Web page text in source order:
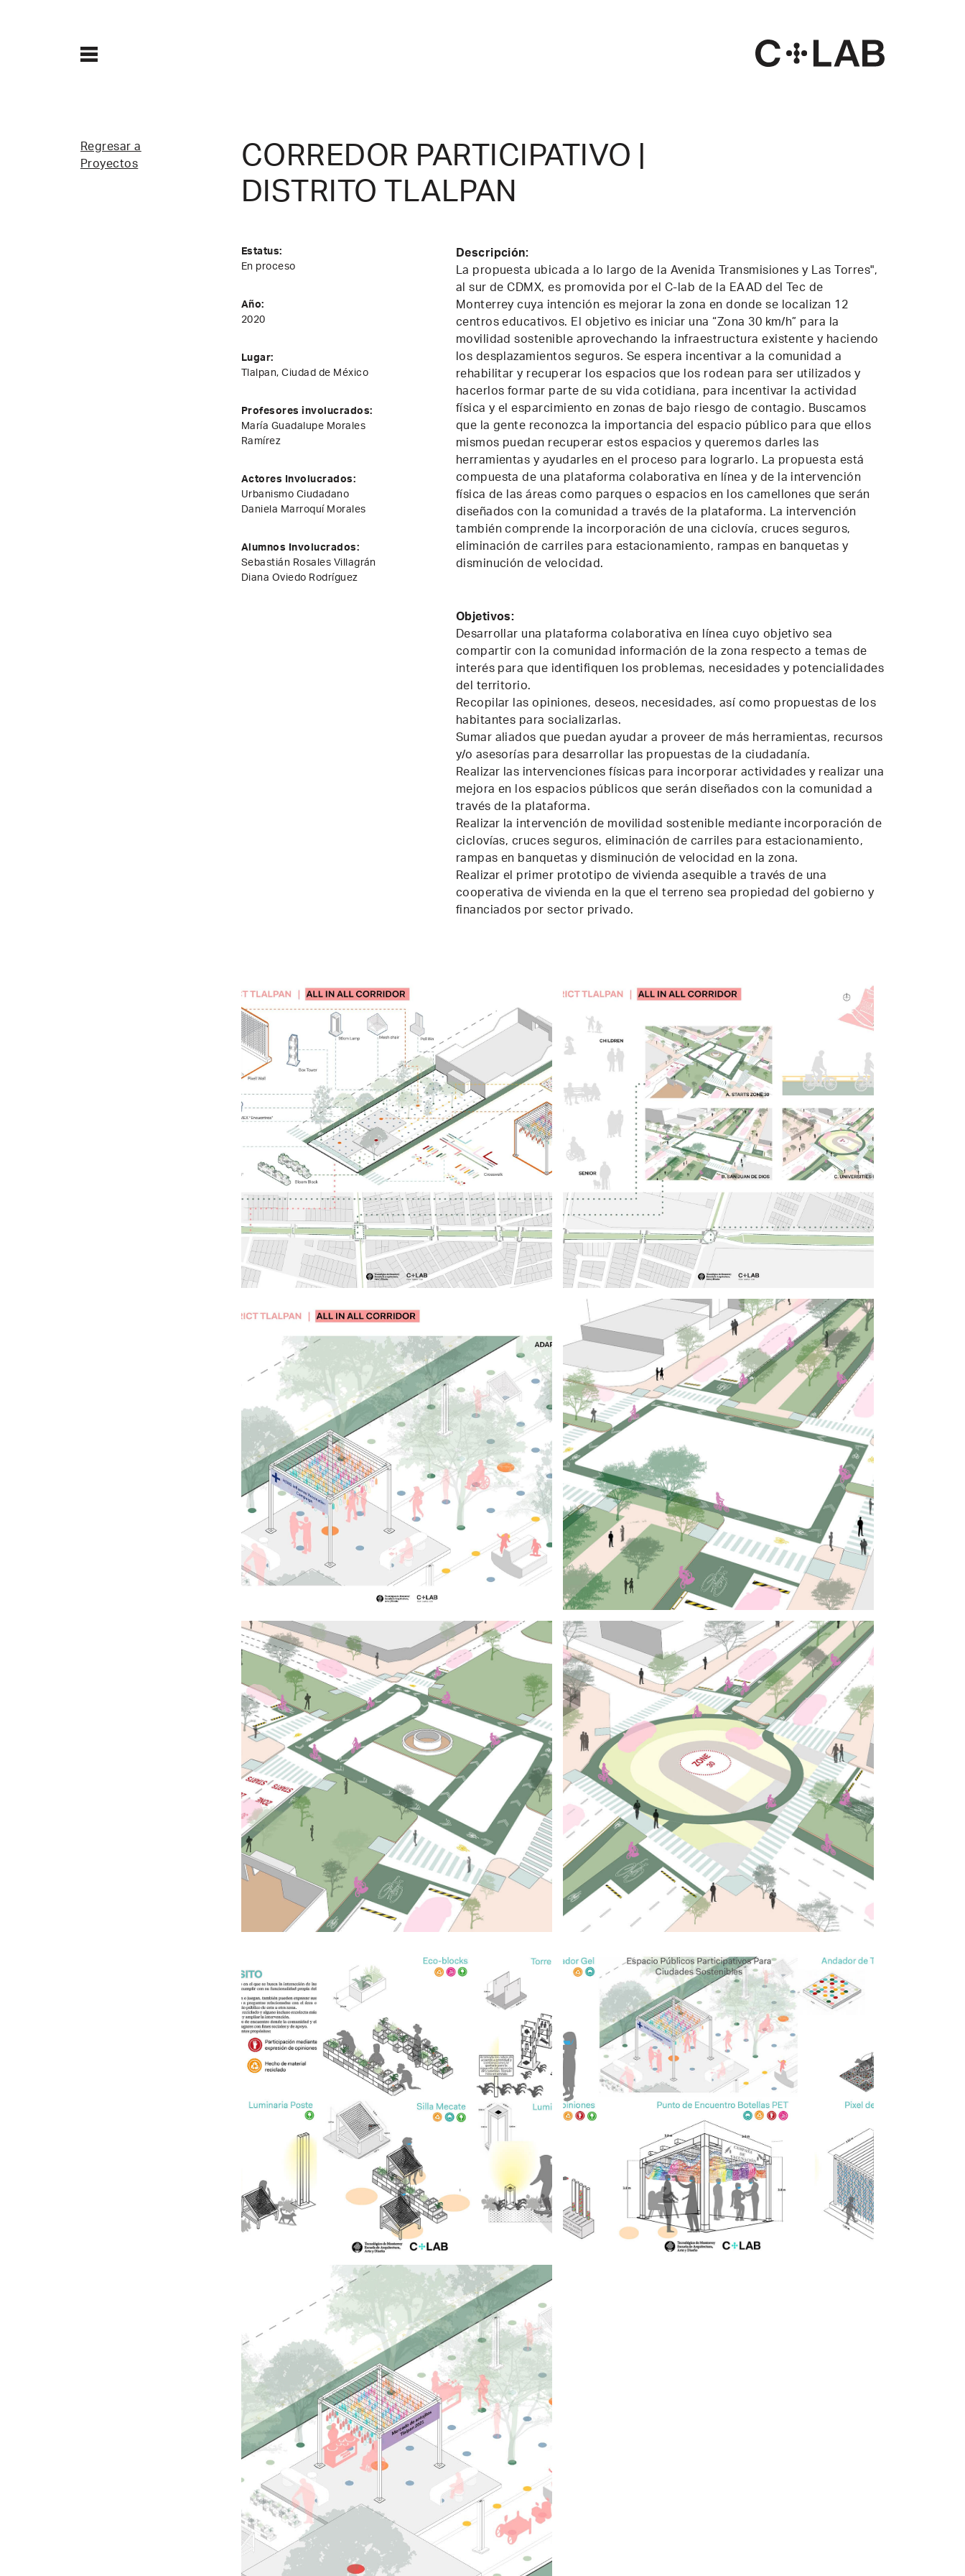
Regresar a
Proyectos
CORREDOR PARTICIPATIVO |
DISTRITO TLALPAN
Estatus:
En proceso
Año:
2020
Lugar:
Tlalpan, Ciudad de México
Profesores involucrados:
María Guadalupe Morales
Ramírez
Actores Involucrados:
Urbanismo Ciudadano
Daniela Marroquí Morales
Alumnos Involucrados:
Sebastián Rosales Villagrán
Diana Oviedo Rodríguez
Descripción:
La propuesta ubicada a lo largo de la Avenida Transmisiones y Las Torres",
al sur de CDMX, es promovida por el C-lab de la EAAD del Tec de
Monterrey cuya intención es mejorar la zona en donde se localizan 12
centros educativos. El objetivo es iniciar una “Zona 30 km/h” para la
movilidad sostenible aprovechando la infraestructura existente y haciendo
los desplazamientos seguros. Se espera incentivar a la comunidad a
rehabilitar y recuperar los espacios que los rodean para ser utilizados y
hacerlos formar parte de su vida cotidiana, para incentivar la actividad
física y el esparcimiento en zonas de bajo riesgo de contagio. Buscamos
que la gente reconozca la importancia del espacio público para que ellos
mismos puedan recuperar estos espacios y queremos darles las
herramientas y ayudarles en el proceso para lograrlo. La propuesta está
compuesta de una plataforma colaborativa en línea y de la intervención
física de las áreas como parques o espacios en los camellones que serán
diseñados con la comunidad a través de la plataforma. La intervención
también comprende la incorporación de una ciclovía, cruces seguros,
eliminación de carriles para estacionamiento, rampas en banquetas y
disminución de velocidad.
Objetivos:
Desarrollar una plataforma colaborativa en línea cuyo objetivo sea
compartir con la comunidad información de la zona respecto a temas de
interés para que identifiquen los problemas, necesidades y potencialidades
del territorio.
Recopilar las opiniones, deseos, necesidades, así como propuestas de los
habitantes para socializarlas.
Sumar aliados que puedan ayudar a proveer de más herramientas, recursos
y/o asesorías para desarrollar las propuestas de la ciudadanía.
Realizar las intervenciones físicas para incorporar actividades y realizar una
mejora en los espacios públicos que serán diseñados con la comunidad a
través de la plataforma.
Realizar la intervención de movilidad sostenible mediante incorporación de
ciclovías, cruces seguros, eliminación de carriles para estacionamiento,
rampas en banquetas y disminución de velocidad en la zona.
Realizar el primer prototipo de vivienda asequible a través de una
cooperativa de vivienda en la que el terreno sea propiedad del gobierno y
financiados por sector privado.